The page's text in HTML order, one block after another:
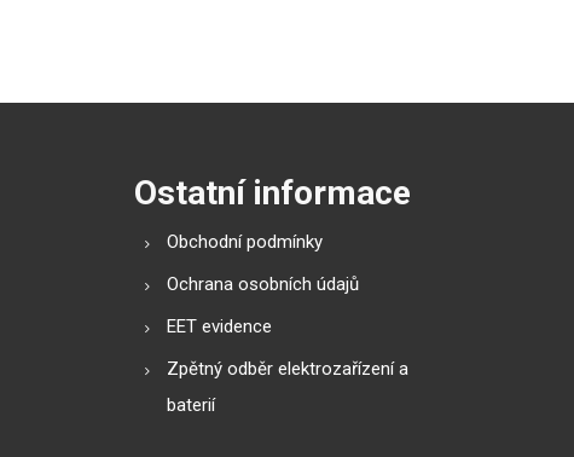
Ostatní informace
Obchodní podmínky
Ochrana osobních údajů
EET evidence
Zpětný odběr elektrozařízení a
baterií